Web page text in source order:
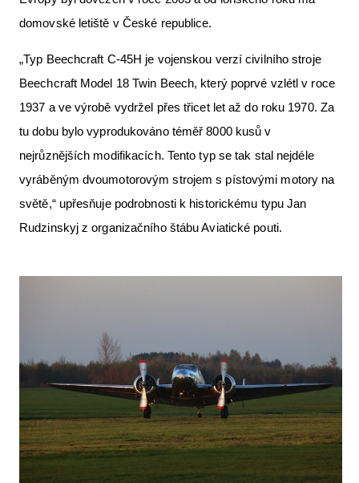
domovské letiště v České republice.
„Typ Beechcraft C-45H je vojenskou verzí civilního stroje
Beechcraft Model 18 Twin Beech, který poprvé vzlétl v roce
1937 a ve výrobě vydržel přes třicet let až do roku 1970. Za
tu dobu bylo vyprodukováno téměř 8000 kusů v
nejrůznějších modifikacích. Tento typ se tak stal nejdéle
vyráběným dvoumotorovým strojem s pístovými motory na
světě,“ upřesňuje podrobnosti k historickému typu Jan
Rudzinskyj z organizačního štábu Aviatické pouti.